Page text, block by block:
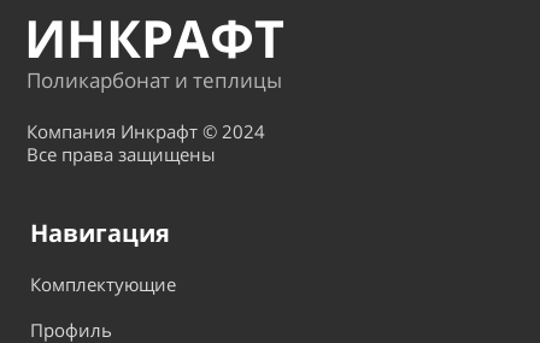
ИНКРАФТ
Поликарбонат и теплицы
Компания Инкрафт © 2024
Все права защищены
Навигация
Комплектующие
Профиль